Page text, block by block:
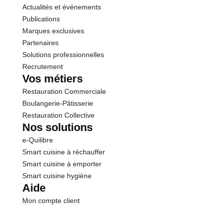
Sel
Actualités et événements
Publications
Marques exclusives
Partenaires
Solutions professionnelles
Recrutement
Vos métiers
Restauration Commerciale
Boulangerie-Pâtisserie
Restauration Collective
Nos solutions
e-Quilibre
Smart cuisine à réchauffer
Smart cuisine à emporter
Smart cuisine hygiène
Aide
Mon compte client